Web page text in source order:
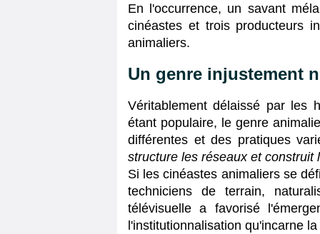
En l'occurrence, un savant
cinéastes et trois producteurs
animaliers.
Un genre injustement
Véritablement délaissé par les
étant populaire, le genre
différentes et des pratiques
structure les réseaux et
Si les cinéastes animaliers se
techniciens de terrain,
télévisuelle a favorisé
l'institutionnalisation qu'incarne